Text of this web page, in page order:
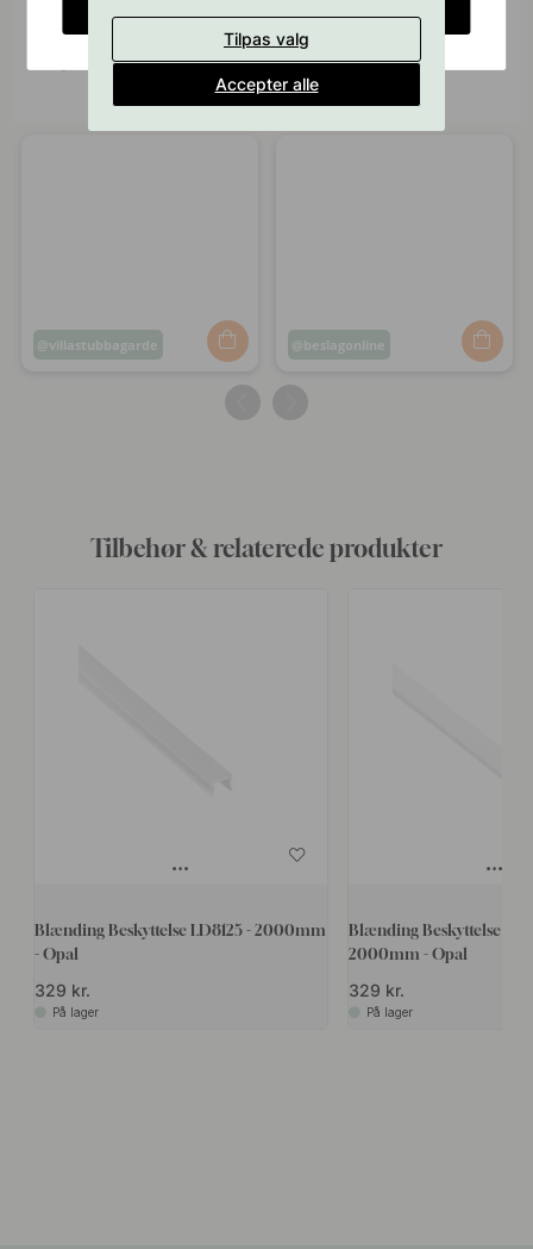
Bliv inspireret af andre
Tag dine billeder med #beslagonline & @beslagonline
for at blive set her!
Opslag
villastubbagarde
Opslag
beslagonline
Tilbehør & relaterede produkter
Blænding Beskyttelse LD8125 - 2000mm
- Opal
329 kr.
På lager
Blænding Beskyttelse
2000mm - Opal
329 kr.
På lager
Tilpas valg
Accepter alle